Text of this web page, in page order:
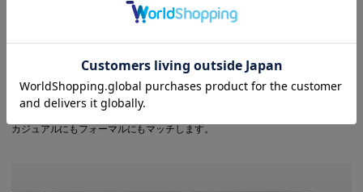
通年着用を可能にする、ナイロンベースの2WAYストレッチ素材
ハリとコシのあるナイロンに、伸縮性を加えた二重織の2WAYストレッチ素材
を使用。シーズンレスで快適に穿けて、美しいラインをキープ。上品な表情で
カジュアルにもフォーマルにもマッチします。